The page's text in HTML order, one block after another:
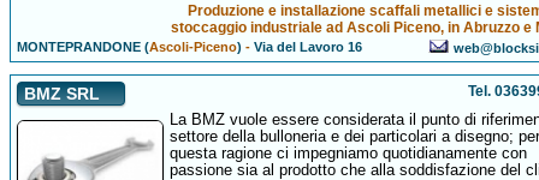
Produzione e installazione scaffali metallici e
stoccaggio industriale ad Ascoli Piceno, in Abruzzo e
MONTEPRANDONE (Ascoli-Piceno) -Via del Lavoro 16
BMZ SRL Tel.
La BMZ vuole essere considerata il punto di
settore della bulloneria e dei particolari a disegno; per
questa ragione ci impegniamo quotidianamente con
passione sia al prodotto che alla soddisfazione del